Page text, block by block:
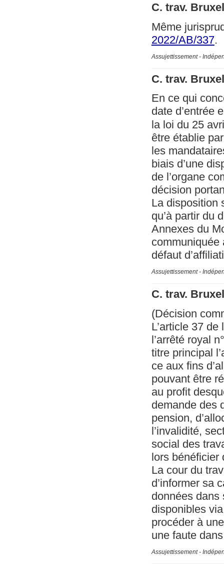
C. trav.
Même
2022/AB/337.
Assujettissement -
C. trav.
En ce qui
date d’entrée
la loi du 25
être établie
les
biais d’une
de l’organe
décision
La disposition
qu’à partir du
Annexes du
communiquée
défaut
Assujettissement -
C. trav.
(Décision
L’article 37
l’arrêté royal
titre principal
ce aux fins
pouvant être
au profit
demande des
pension,
l’invalidité,
social des
lors bénéficier
La cour du
d’informer sa
données dans
disponibles
procéder à
une faute
Assujettissement -